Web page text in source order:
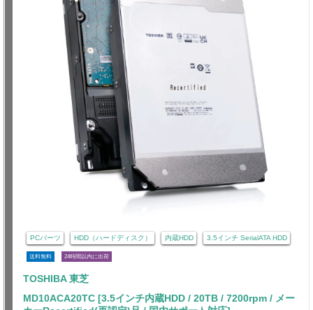
PCパーツ HDD（ハードディスク） 内蔵HDD 3.5インチ SerialATA HDD
送料無料 24時間以内に出荷
TOSHIBA 東芝
MD10ACA20TC [3.5インチ内蔵HDD / 20TB / 7200rpm / メー